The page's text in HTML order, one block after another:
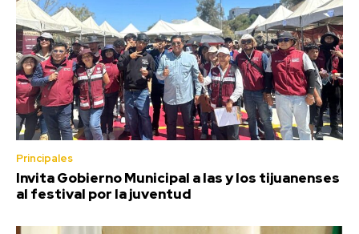
Principales
Invita Gobierno Municipal a las y los tijuanenses
al festival por la juventud